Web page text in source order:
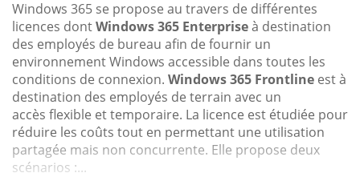
Windows 365 se propose au travers de différentes
licences dontWindows 365 Enterpriseà destination
des employés de bureau afin de fournir un
environnement Windows accessible dans toutes les
conditions de connexion. Windows 365 Frontline est à
destination des employés de terrain avec un
accès flexible et temporaire. La licence est étudiée pour
réduire les coûts tout en permettant une utilisation
partagée mais non concurrente. Elle propose deux
scénarios :...